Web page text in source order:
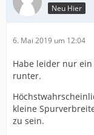
Neu Hier
6. Mai 2019 um 12:04
Habe leider nur
runter.
kleine
zu sein.